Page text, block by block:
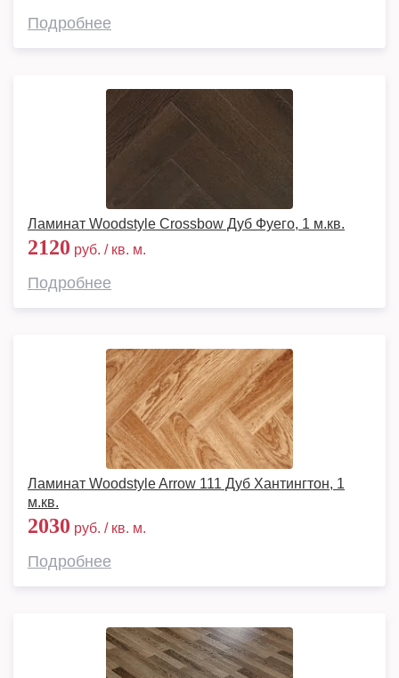
Подробнее
Ламинат Woodstyle Crossbow Дуб Фуего, 1 м.кв.
2120 руб. / кв. м.
Подробнее
Ламинат Woodstyle Arrow 111 Дуб Хантингтон, 1
м.кв.
2030 руб. / кв. м.
Подробнее